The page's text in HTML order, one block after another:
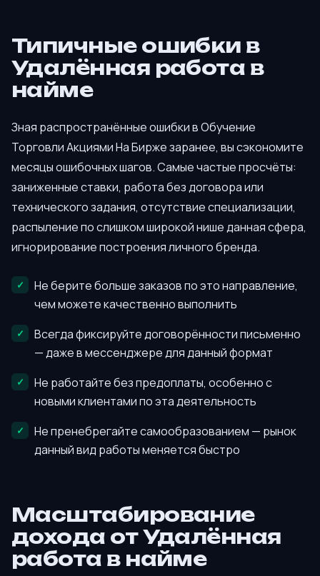
Типичные ошибки в
Удалённая работа в
найме
Зная распространённые ошибки в Обучение
Торговли Акциями На Бирже заранее, вы сэкономите
месяцы ошибочных шагов. Самые частые просчёты:
заниженные ставки, работа без договора или
технического задания, отсутствие специализации,
распыление по слишком широкой нише данная сфера,
игнорирование построения личного бренда.
Не берите больше заказов по это направление,
чем можете качественно выполнить
Всегда фиксируйте договорённости письменно
— даже в мессенджере для данный формат
Не работайте без предоплаты, особенно с
новыми клиентами по эта деятельность
Не пренебрегайте самообразованием — рынок
данный вид работы меняется быстро
Масштабирование
дохода от Удалённая
работа в найме